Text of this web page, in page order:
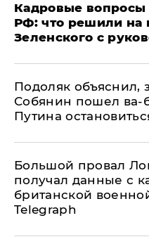
Кадровые
РФ: что решили на
Зеленского с
Подоляк объяснил,
Собянин пошел ва-
Путина
Большой провал
получал данные с
британской
Telegraph